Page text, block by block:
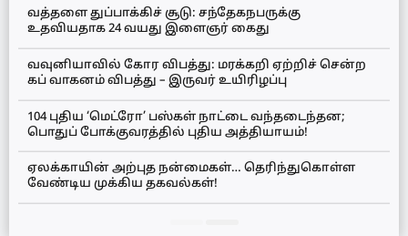
வத்தளை துப்பாக்கிச் சூடு: சந்தேகநபருக்கு
உதவியதாக 24 வயது இளைஞர் கைது
வவுனியாவில் கோர விபத்து: மரக்கறி ஏற்றிச் சென்ற
கப் வாகனம் விபத்து – இருவர் உயிரிழப்பு
104 புதிய ‘மெட்ரோ’ பஸ்கள் நாட்டை வந்தடைந்தன;
பொதுப் போக்குவரத்தில் புதிய அத்தியாயம்!
ஏலக்காயின் அற்புத நன்மைகள்… தெரிந்துகொள்ள
வேண்டிய முக்கிய தகவல்கள்!